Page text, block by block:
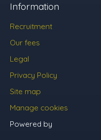
Information
Recruitment
Our fees
Legal
Privacy Policy
Site map
Manage cookies
Powered by